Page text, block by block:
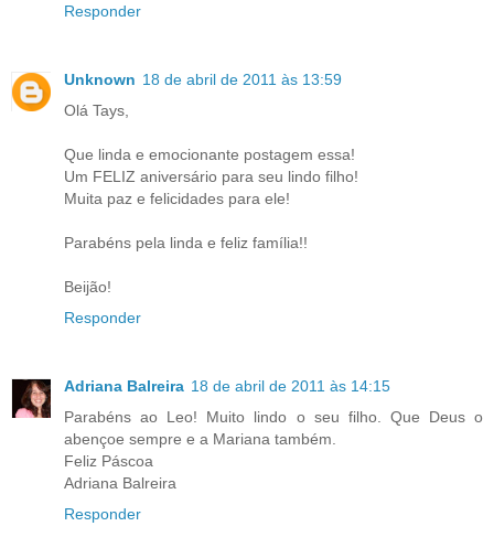
Responder
Unknown 18 de abril de 2011 às 13:59
Olá Tays,
Que linda e emocionante postagem essa!
Um FELIZ aniversário para seu lindo filho!
Muita paz e felicidades para ele!
Parabéns pela linda e feliz família!!
Beijão!
Responder
Adriana Balreira 18 de abril de 2011 às 14:15
Parabéns ao Leo! Muito lindo o seu filho. Que Deus o
abençoe sempre e a Mariana também.
Feliz Páscoa
Adriana Balreira
Responder